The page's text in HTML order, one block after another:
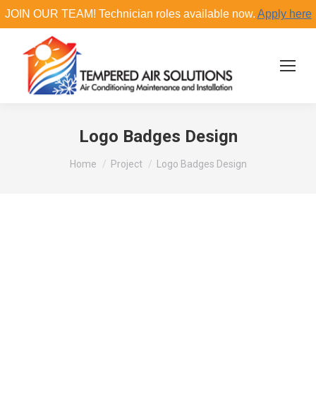
JOIN OUR TEAM! Technician roles available now. Apply here
Search:
Logo Badges Design
You are here:
Home Project Logo Badges Design